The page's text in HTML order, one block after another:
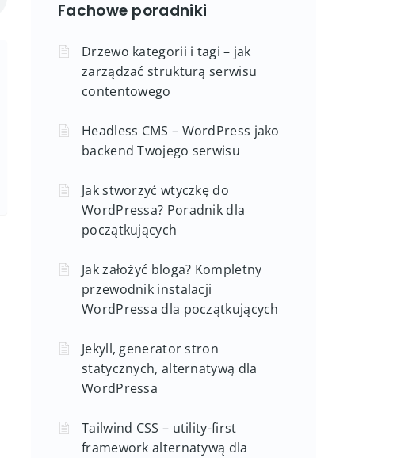
Fachowe poradniki
Drzewo kategorii i tagi – jak
zarządzać strukturą serwisu
contentowego
Headless CMS – WordPress jako
backend Twojego serwisu
Jak stworzyć wtyczkę do
WordPressa? Poradnik dla
początkujących
Jak założyć bloga? Kompletny
przewodnik instalacji
WordPressa dla początkujących
Jekyll, generator stron
statycznych, alternatywą dla
WordPressa
Tailwind CSS – utility-first
framework alternatywą dla